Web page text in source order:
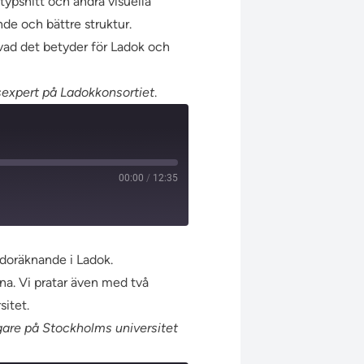
och bättre struktur.
det betyder för Ladok och
på Ladokkonsortiet.
00:00 / 12:35
i Ladok.
Vi pratar även med två
på Stockholms universitet